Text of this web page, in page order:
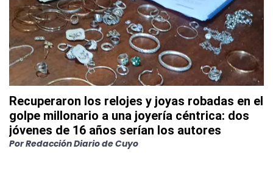
Recuperaron los relojes y joyas robadas en el
golpe millonario a una joyería céntrica: dos
jóvenes de 16 años serían los autores
PorRedacción Diario de Cuyo